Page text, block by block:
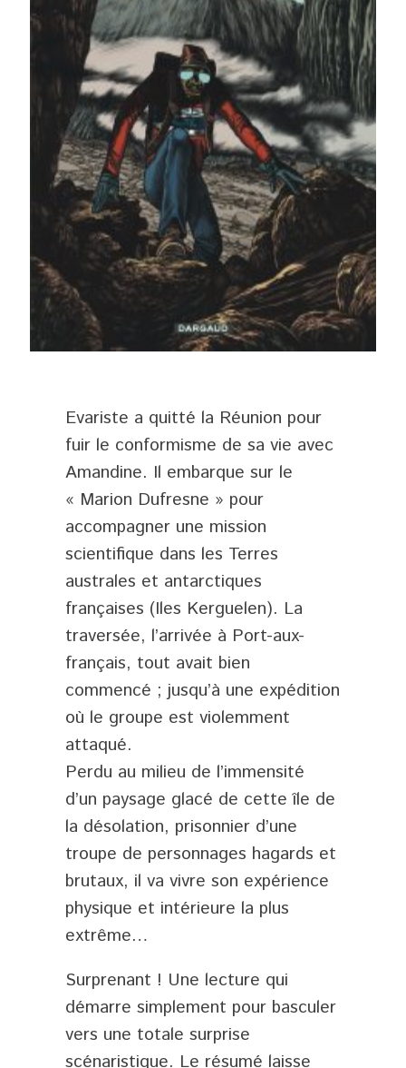
Evariste a quitté la Réunion pour
fuir le conformisme de sa vie avec
Amandine. Il embarque sur le
« Marion Dufresne » pour
accompagner une mission
scientifique dans les Terres
australes et antarctiques
françaises (Iles Kerguelen). La
traversée, l’arrivée à Port-aux-
français, tout avait bien
commencé ; jusqu’à une expédition
où le groupe est violemment
attaqué.
Perdu au milieu de l’immensité
d’un paysage glacé de cette île de
la désolation, prisonnier d’une
troupe de personnages hagards et
brutaux, il va vivre son expérience
physique et intérieure la plus
extrême…
Surprenant ! Une lecture qui
démarre simplement pour basculer
vers une totale surprise
scénaristique. Le résumé laisse